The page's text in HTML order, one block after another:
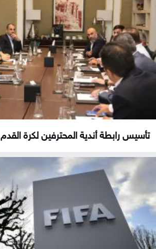
تأسيس رابطة أندية المحترفين لكرة القدم